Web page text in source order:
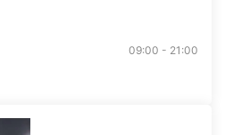
09:00 - 21:00